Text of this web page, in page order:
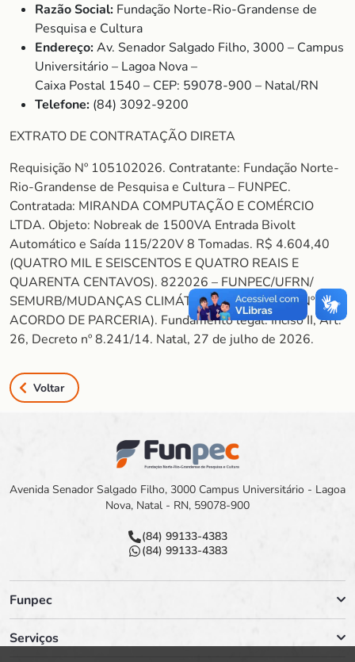
Razão Social: Fundação Norte-Rio-Grandense de
Pesquisa e Cultura
Endereço:Av. Senador Salgado Filho, 3000 – Campus
Universitário – Lagoa Nova –
Caixa Postal 1540 – CEP: 59078-900 – Natal/RN
Telefone: (84) 3092-9200
EXTRATO DE CONTRATAÇÃO DIRETA
Requisição Nº 105102026. Contratante: Fundação Norte-
Rio-Grandense de Pesquisa e Cultura – FUNPEC.
Contratada: MIRANDA COMPUTAÇÃO E COMÉRCIO
LTDA. Objeto: Nobreak de 1500VA Entrada Bivolt
Automático e Saída 115/220V 8 Tomadas. R$ 4.604,40
(QUATRO MIL E SEISCENTOS E QUATRO REAIS E
QUARENTA CENTAVOS). 822026 – FUNPEC/UFRN/
SEMURB/MUDANÇAS CLIMÁTICAS (CONTRATO Nº
ACORDO DE PARCERIA). Fundamento legal: Inciso II, Art.
26, Decreto nº 8.241/14. Natal, 27 de julho de 2026.
Voltar
Avenida Senador Salgado Filho, 3000 Campus Universitário - Lagoa
Nova, Natal - RN, 59078-900
(84) 99133-4383
(84) 99133-4383
Funpec
Serviços